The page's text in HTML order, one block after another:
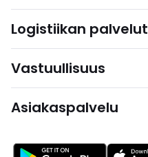
Logistiikan palvelut
Vastuullisuus
Asiakaspalvelu